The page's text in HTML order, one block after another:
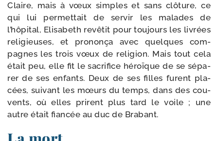
Claire, mais à vœux simples et sans clô­ture, ce
qui lui per­mettait de ser­vir les malades de
l’hôpital, Elisabeth revê­tit pour tou­jours les livrées
reli­gieuses, et pro­non­ça avec quelques com­
pagnes les trois vœux de reli­gion. Mais tout cela
était peu, elle fit le sacri­fice héroïque de se sépa­
rer de ses enfants. Deux de ses filles furent pla­
cées, sui­vant les mœurs du temps, dans des cou­
vents, où elles prirent plus tard le voile ; une
autre était fian­cée au duc de Brabant.